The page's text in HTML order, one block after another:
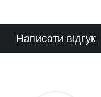
Написати відгук